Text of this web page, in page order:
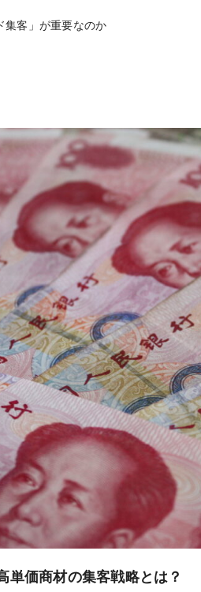
客」が重要なのか
単価商材の集客戦略とは？